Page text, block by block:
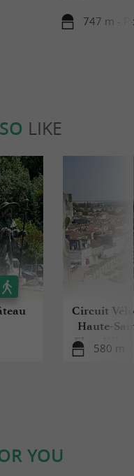
747 m -
LIKE
Circuit
Haute-
Flow Vélo
580 m -
YOU